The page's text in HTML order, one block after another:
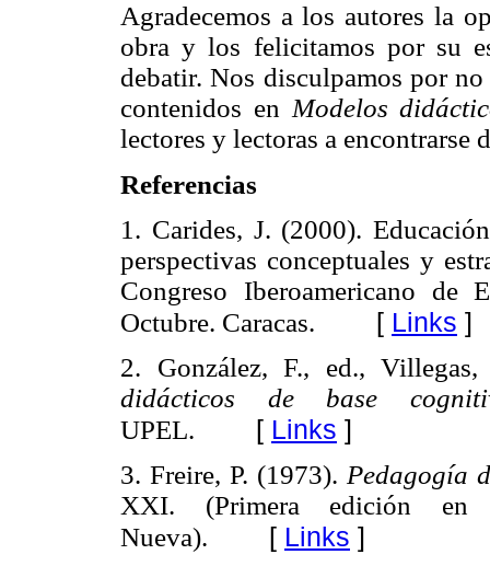
Agradecemos a los autores la
obra y los felicitamos por su
debatir. Nos disculpamos por
contenidos enModelos
lectores y lectoras a encontrarse
Referencias
1. Carides, J. (2000).
perspectivas conceptuales y
Congreso Iberoamericano
Octubre. Caracas. [ Links ]
2. González, F., ed.,
didácticos de base
UPEL. [ Links ]
3. Freire, P. (1973). Pedagogía
XXI. (Primera edición en
Nueva). [ Links ]